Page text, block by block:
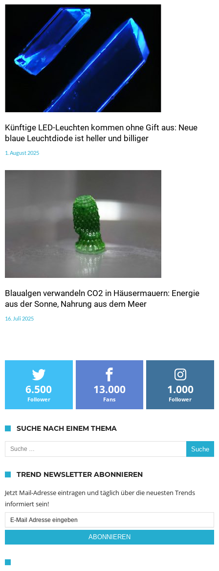
Künftige LED-Leuchten kommen ohne Gift aus: Neue
blaue Leuchtdiode ist heller und billiger
1. August 2025
Blaualgen verwandeln CO2 in Häusermauern: Energie
aus der Sonne, Nahrung aus dem Meer
16. Juli 2025
6.500
Follower
13.000
Fans
1.000
Follower
SUCHE NACH EINEM THEMA
Suche nach:
TREND NEWSLETTER ABONNIEREN
Jetzt Mail-Adresse eintragen und täglich über die neuesten Trends
informiert sein!
Email
Subscription
ABONNIEREN